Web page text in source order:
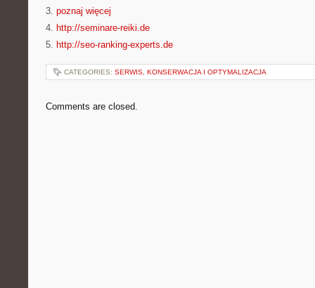
3. poznaj więcej
4. http://seminare-reiki.de
5. http://seo-ranking-experts.de
CATEGORIES: SERWIS, KONSERWACJA I OPTYMALIZACJA
Comments are closed.